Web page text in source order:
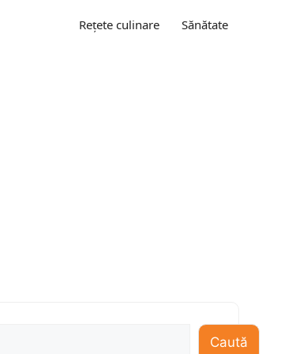
Rețete culinare Sănătate
Caută